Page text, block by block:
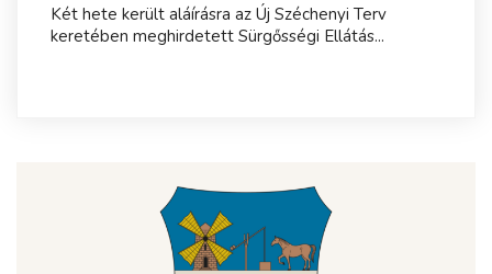
Két hete került aláírásra az Új Széchenyi Terv
keretében meghirdetett Sürgősségi Ellátás...